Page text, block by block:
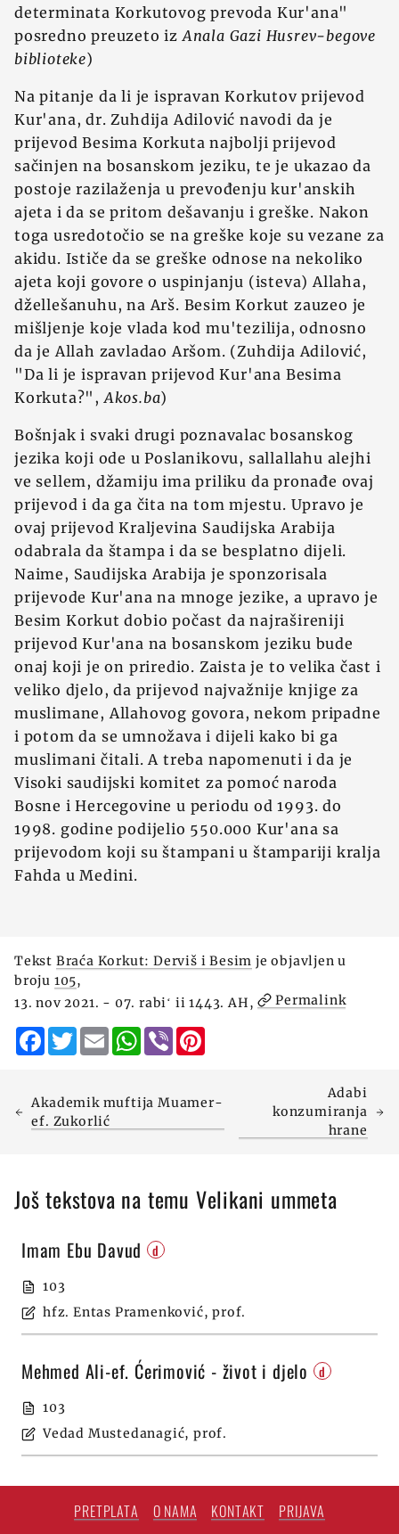
determinata Korkutovog prevoda Kur'ana"
posredno preuzeto izAnala Gazi Husrev-begove
biblioteke)
Na pitanje da li je ispravan Korkutov prijevod
Kur'ana, dr. Zuhdija Adilović navodi da je
prijevod Besima Korkuta najbolji prijevod
sačinjen na bosanskom jeziku, te je ukazao da
postoje razilaženja u prevođenju kur'anskih
ajeta i da se pritom dešavanju i greške. Nakon
toga usredotočio se na greške koje su vezane za
akidu. Ističe da se greške odnose na nekoliko
ajeta koji govore o uspinjanju (isteva) Allaha,
džellešanuhu, na Arš. Besim Korkut zauzeo je
mišljenje koje vlada kod mu'tezilija, odnosno
da je Allah zavladao Aršom. (Zuhdija Adilović,
"Da li je ispravan prijevod Kur'ana Besima
Korkuta?",Akos.ba)
Bošnjak i svaki drugi poznavalac bosanskog
jezika koji ode u Poslanikovu, sallallahu alejhi
ve sellem, džamiju ima priliku da pronađe ovaj
prijevod i da ga čita na tom mjestu. Upravo je
ovaj prijevod Kraljevina Saudijska Arabija
odabrala da štampa i da se besplatno dijeli.
Naime, Saudijska Arabija je sponzorisala
prijevode Kur'ana na mnoge jezike, a upravo je
Besim Korkut dobio počast da najrašireniji
prijevod Kur'ana na bosanskom jeziku bude
onaj koji je on priredio. Zaista je to velika čast i
veliko djelo, da prijevod najvažnije knjige za
muslimane, Allahovog govora, nekom pripadne
i potom da se umnožava i dijeli kako bi ga
muslimani čitali. A treba napomenuti i da je
Visoki saudijski komitet za pomoć naroda
Bosne i Hercegovine u periodu od 1993. do
1998. godine podijelio 550.000 Kur'ana sa
prijevodom koji su štampani u štampariji kralja
Fahda u Medini.
Tekst Braća Korkut: Derviš i Besim je objavljen u
broju 105,
13. nov 2021. - 07. rabiʻ ii 1443. AH,
Permalink
Facebook
TwitterEmailWhatsApp
Viber
Akademik muftija Muamer-
ef. Zukorlić
Adabi
konzumiranja
hrane
Još tekstova na temu Velikani ummeta
Imam Ebu Davud d
103
hfz. Entas Pramenković, prof.
Mehmed Ali-ef. Ćerimović - život i djelo d
103
Vedad Mustedanagić, prof.
PRETPLATA O NAMA KONTAKT PRIJAVA